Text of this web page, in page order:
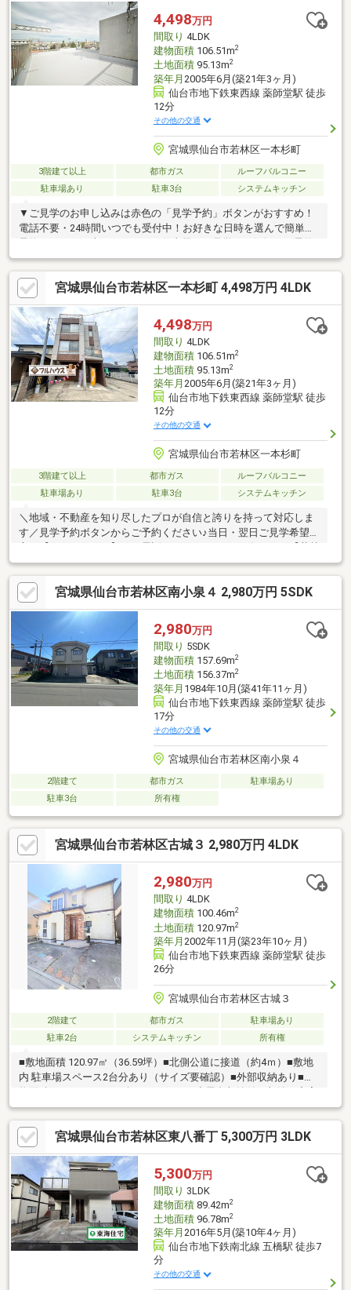
4,498万円
間取り 4LDK
建物面積106.51m2
土地面積95.13m2
築年月 2005年6月(築21年3ヶ月)
仙台市地下鉄東西線 薬師堂駅 徒歩
12分
その他の交通
宮城県仙台市若林区一本杉町
3階建て以上 都市ガス
ルーフバルコニー
駐車場あり
駐車3台 システムキッチン
▼ご見学のお申し込みは赤色の「見学予約」ボタンがおすすめ！
電話不要・24時間いつでも受付中！お好きな日時を選んで簡単に
予約できます。土日・平日・お仕事帰りの見学もお気軽にご予約
ください。＝＝＝イーコンセプトの住まい探しサポート＝＝＝Q:
月々の希望返済額内に収まるの？Q:自分たちの収入から借りれる
限度額を知りたい！Q:どこの金融機関を利用するのがいいの？Q:
資金援助があるが贈与税はかかるの？Q:住宅ローン減税とは？＞
＞＞【イーコンセプトにお任せください！！】＜＜＜▼LINEでも
見学予約・詳細資料のご案内が可能です！ID:@e-concept_1
宮城県仙台市若林区一本杉町 4,498万円 4LDK
4,498万円
間取り 4LDK
建物面積106.51m2
土地面積95.13m2
築年月 2005年6月(築21年3ヶ月)
仙台市地下鉄東西線 薬師堂駅 徒歩
12分
その他の交通
宮城県仙台市若林区一本杉町
3階建て以上 都市ガス
ルーフバルコニー
駐車場あり
駐車3台 システムキッチン
＼地域・不動産を知り尽したプロが自信と誇りを持って対応しま
す／見学予約ボタンからご予約ください♪当日・翌日ご見学希望の
区一本杉町】の魅力／・地下鉄東西線「薬師堂」駅徒歩12分・南
小泉小学校徒歩3分・南小泉中学校徒歩5分・ヨークベニマル遠見
塚店徒歩3分・2沿線利用可・駐車スペース4台・全居室フローリ
ング仕様・全居室6帖以上のゆったりとした間取り・家族の集まる
LDKは広々約17.4帖・広々ルーフバルコニー※現況：空家※私道持
分有：49.58㎡×1/10※現況と相違する場合は現況優先とします。
宮城県仙台市若林区南小泉４ 2,980万円 5SDK
2,980万円
間取り 5SDK
建物面積157.69m2
土地面積156.37m2
築年月 1984年10月(築41年11ヶ月)
仙台市地下鉄東西線 薬師堂駅 徒歩
17分
その他の交通
宮城県仙台市若林区南小泉４
2階建て 都市ガス
駐車場あり
駐車3台
所有権
宮城県仙台市若林区古城３ 2,980万円 4LDK
2,980万円
間取り 4LDK
建物面積100.46m2
土地面積120.97m2
築年月 2002年11月(築23年10ヶ月)
仙台市地下鉄東西線 薬師堂駅 徒歩
26分
宮城県仙台市若林区古城３
2階建て 都市ガス
駐車場あり
駐車2台
システムキッチン 所有権
■敷地面積 120.97㎡（36.59坪）■北側公道に接道（約4ｍ）■敷地
内 駐車場スペース2台分あり（サイズ要確認）■外部収納あり■建
した間取り■全居室南向き、日当たり良好■キッチンコンロ交換済
（2025年10月）■1Ｆトイレ本体交換（2025年10月）■2Ｆトイレ
ウォシュレット交換（2025年10月）■1Ｆリビングエアコン（2023
年製）■2Ｆ洋室エアコン（2017年製）■内覧ご希望の際はセルコ
ホームまでお問合せください。
宮城県仙台市若林区東八番丁 5,300万円 3LDK
5,300万円
間取り 3LDK
建物面積89.42m2
土地面積96.78m2
築年月 2016年5月(築10年4ヶ月)
仙台市地下鉄南北線 五橋駅 徒歩7
分
その他の交通